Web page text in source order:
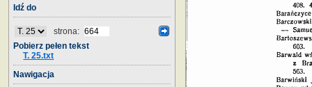
Idź do
strona:
Pobierz pełen tekst
T. 25.txt
Nawigacja